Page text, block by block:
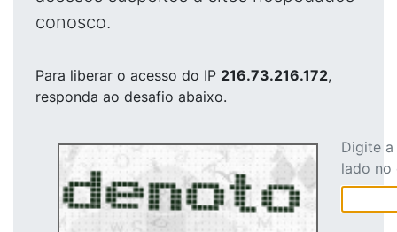
conosco.
Para liberar o acesso do IP 216.73.216.172,
responda ao desafio abaixo.
Digite
lado no